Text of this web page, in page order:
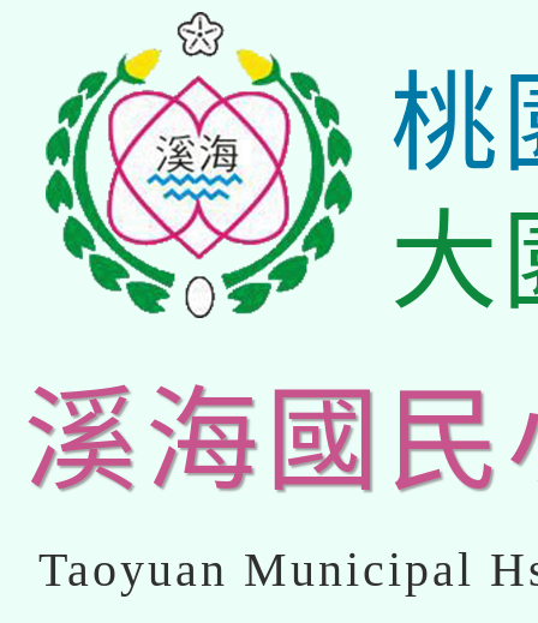
桃
大
溪海國民
Taoyuan Municipal